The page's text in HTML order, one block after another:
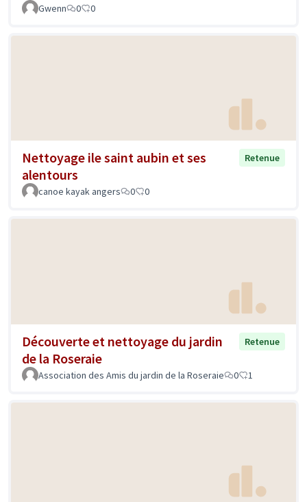
Gwenn 0 0
Nettoyage ile saint aubin et ses
alentours
Retenue
canoe kayak angers 0 0
Découverte et nettoyage du jardin
de la Roseraie
Retenue
Association des Amis du jardin de la Roseraie 0 1